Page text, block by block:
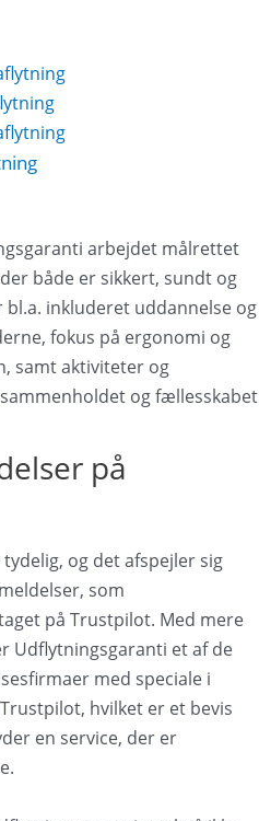
arbejdet målrettet
både er sikkert, sundt og
inkluderet uddannelse og
fokus på ergonomi og
samt aktiviteter og
og fællesskabet
på
og det afspejler sig
som
på Trustpilot. Med mere
Udflytningsgaranti et af de
med speciale i
hvilket er et bevis
en service, der er